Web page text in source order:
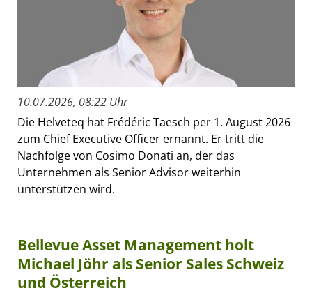
10.07.2026, 08:22 Uhr
Die Helveteq hat Frédéric Taesch per 1. August 2026
zum Chief Executive Officer ernannt. Er tritt die
Nachfolge von Cosimo Donati an, der das
Unternehmen als Senior Advisor weiterhin
unterstützen wird.
Bellevue Asset Management holt
Michael Jöhr als Senior Sales Schweiz
und Österreich